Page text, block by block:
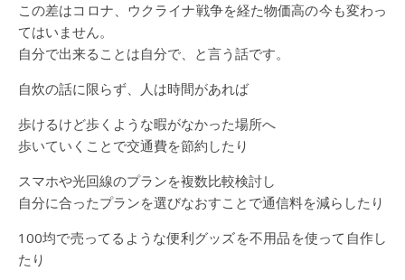
この差はコロナ、ウクライナ戦争を経た物価高の今も変わっ
てはいません。
自分で出来ることは自分で、と言う話です。
自炊の話に限らず、人は時間があれば
歩けるけど歩くような暇がなかった場所へ
歩いていくことで交通費を節約したり
スマホや光回線のプランを複数比較検討し
自分に合ったプランを選びなおすことで通信料を減らしたり
100均で売ってるような便利グッズを不用品を使って自作し
たり